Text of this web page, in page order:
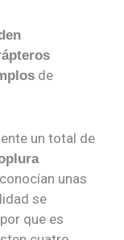
de
un total de
unas
se
que es